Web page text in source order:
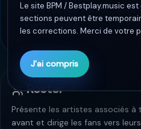
Le site BPM / Bestplay.music
sections peuvent être
les corrections. Merci de votre
J'ai compris
recevoir les versements
campagnes.
Roster
Présente les artistes associés
avant et dirige les fans vers